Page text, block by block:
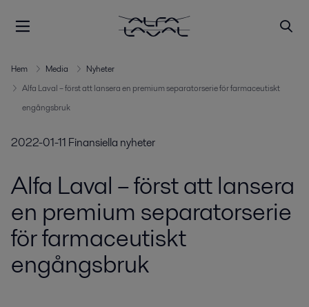
Hem Media
Nyheter
Alfa Laval – först att lansera en premium separatorserie för farmaceutiskt
engångsbruk
2022-01-11 Finansiella nyheter
Alfa Laval – först att lansera
en premium separatorserie
för farmaceutiskt
engångsbruk